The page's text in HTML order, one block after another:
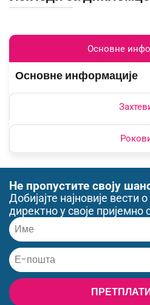
Основне
Основне информације
Не пропустите своју
Добијајте најновије
директно у своје пријемно